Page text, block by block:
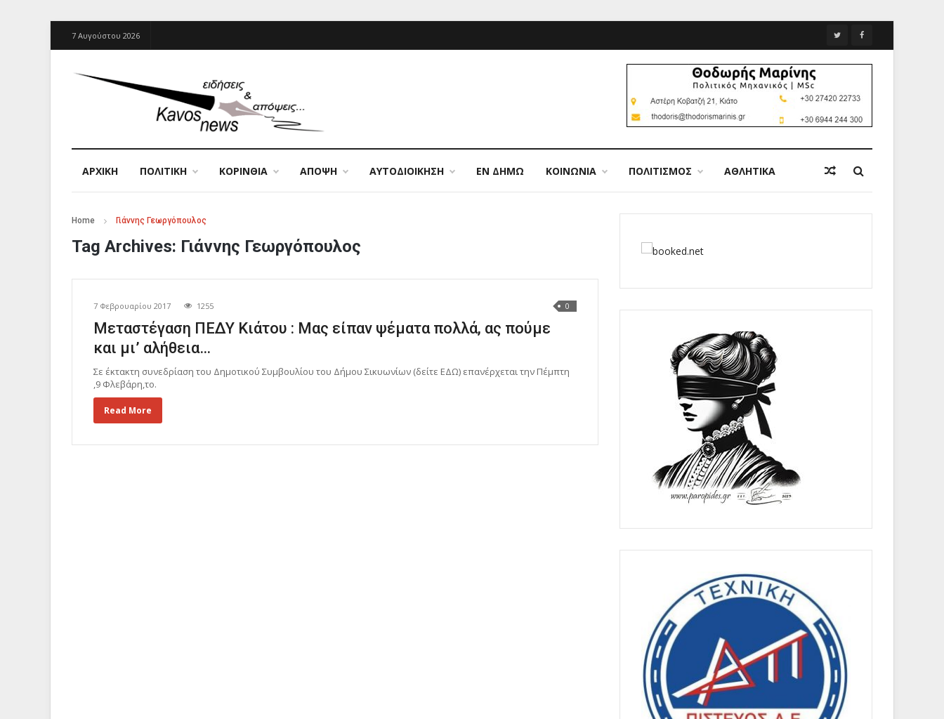
7 Αυγούστου 2026
ΑΡΧΙΚΉ ΠΟΛΙΤΙΚΗ ΚΟΡΙΝΘΙΑ ΑΠΟΨΗ ΑΥΤΟΔΙΟΙΚΗΣΗ ΕΝ ΔΗΜΩ ΚΟΙΝΩΝΙΑ ΠΟΛΙΤΙΣΜΟΣ ΑΘΛΗΤΙΚΑ
Home Γιάννης Γεωργόπουλος
Tag Archives: Γιάννης Γεωργόπουλος
7 Φεβρουαρίου 2017 1255 0
Μεταστέγαση ΠΕΔΥ Κιάτου : Μας είπαν ψέματα πολλά, ας πούμε
και μι’ αλήθεια…
Σε έκτακτη συνεδρίαση του Δημοτικού Συμβουλίου του Δήμου Σικυωνίων (δείτε ΕΔΩ) επανέρχεται την Πέμπτη
,9 Φλεβάρη,το.
Read More